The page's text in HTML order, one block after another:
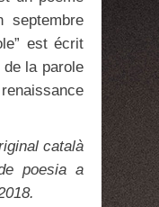
septembre
est écrit
la parole
català
poesia a